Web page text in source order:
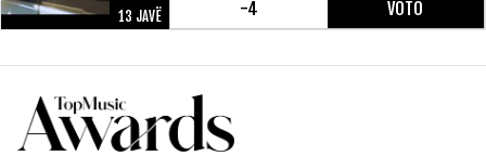
13 JAVË -4 VOTO